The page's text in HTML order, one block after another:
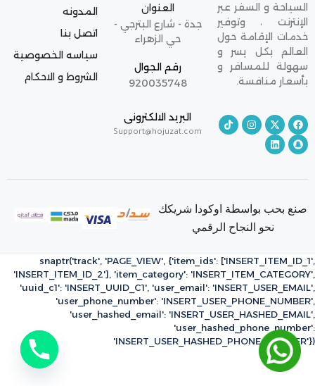
السياحة و السفر عبر
الإنترنت ، وتوفير
خدمات الإقامة حول
العالم بكل يسر و
سهولة للمسافر و
بأسعار منافسة.
العنوان
جدة - شارع البترجي -
حي الزهراء
رقم الجوال
920035748
البريد الالكترونى
Support@hojuzat.com
المدونه
اتصل بنا
سياسه الخصوصية
الشروط و الاحكام
صنع بحب بواسطة اوكودا شريكك
نحو النجاح الرقمي
snaptr('track', 'PAGE_VIEW', {'item_ids': ['INSERT_ITEM_ID_1',
'INSERT_ITEM_ID_2'], 'item_category': 'INSERT_ITEM_CATEGORY',
'uuid_c1': 'INSERT_UUID_C1', 'user_email': 'INSERT_USER_EMAIL',
'user_phone_number': 'INSERT_USER_PHONE_NUMBER',
'user_hashed_email': 'INSERT_USER_HASHED_EMAIL',
'user_hashed_phone_number':
'INSERT_USER_HASHED_PHONE_NUMBER'})